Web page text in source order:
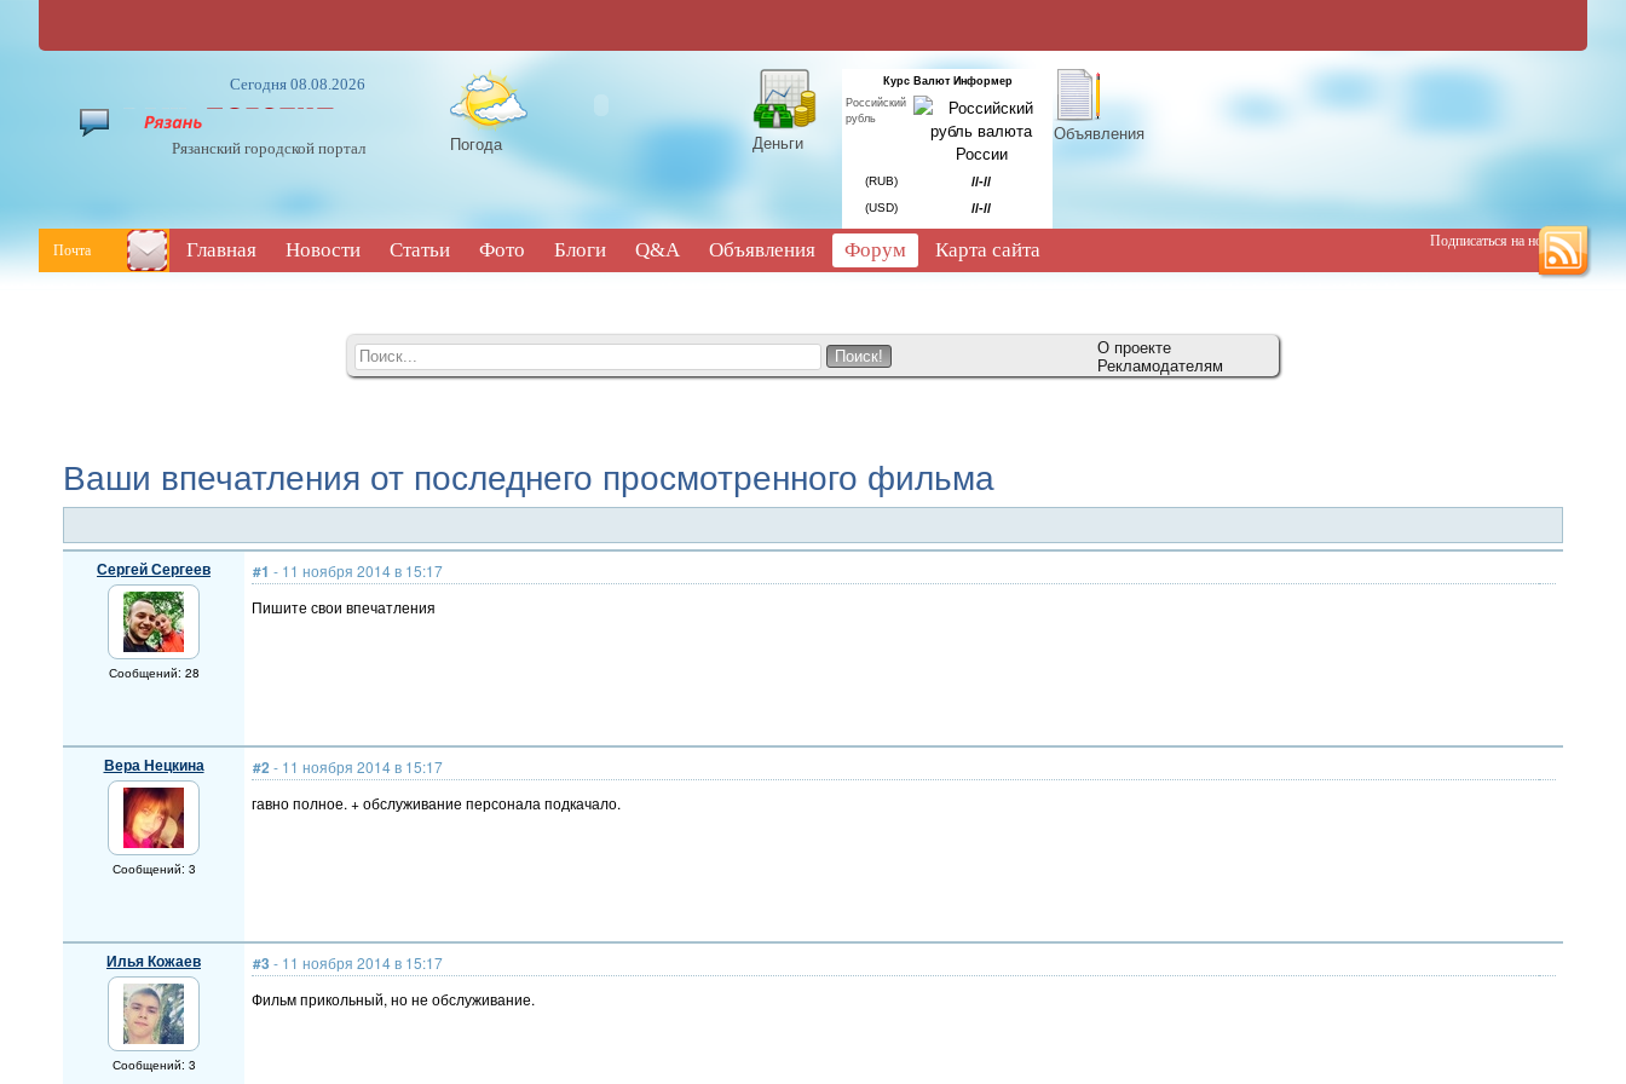
Сегодня 08.08.2026
Рязанский городской портал Погода Деньги
Курс Валют Информер
Российский
рубль
(RUB) //-//
(USD) //-//
Объявления
Почта Главная Новости Статьи Фото Блоги Q&A Объявления Форум Карта сайта Подписаться на новости
О проекте
Рекламодателям
Ваши впечатления от последнего просмотренного фильма
Сергей Сергеев
Сообщений: 28
#1 - 11 ноября 2014 в 15:17
Пишите свои впечатления
Вера Нецкина
Сообщений: 3
#2 - 11 ноября 2014 в 15:17
гавно полное. + обслуживание персонала подкачало.
Илья Кожаев
Сообщений: 3
#3 - 11 ноября 2014 в 15:17
Фильм прикольный, но не обслуживание.